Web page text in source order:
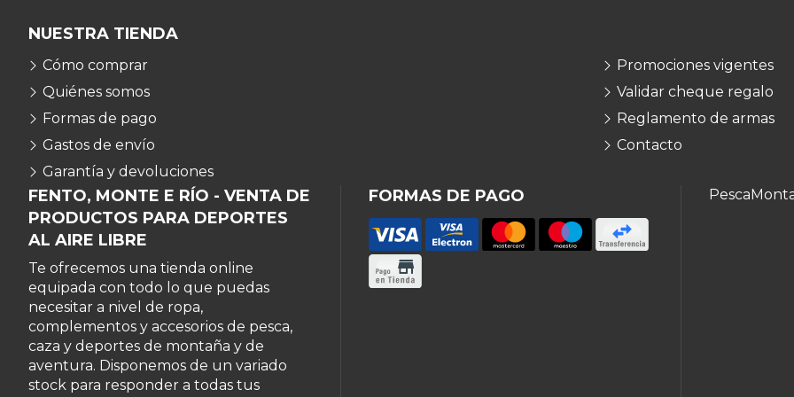
FENTO, MONTE E RÍO - VENTA DE
PRODUCTOS PARA DEPORTES
AL AIRE LIBRE
Te ofrecemos una tienda online
equipada con todo lo que puedas
necesitar a nivel de ropa,
complementos y accesorios de pesca,
caza y deportes de montaña y de
aventura. Disponemos de un variado
stock para responder a todas tus
FORMAS DE PAGO
NUESTRA TIENDA
Cómo comprar
Quiénes somos
Formas de pago
Gastos de envío
Garantía y devoluciones
Promociones vigentes
Validar cheque regalo
Reglamento de armas
Contacto
Pesca